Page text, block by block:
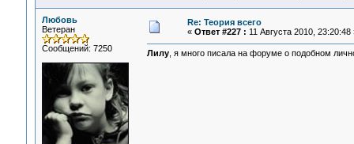
Любовь
Ветеран
Сообщений: 7250
Re: Теория всего
« Ответ #227 : 11 Августа 2010, 23:20:48
Лилу, я много писала на форуме о подобном